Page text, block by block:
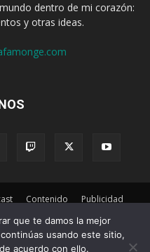
dentro de mi corazón:
y otras ideas.
Contenido
Publicidad
Términos y Condiciones
Empretel Networks
que te damos la mejor
usando este sitio,
acuerdo con ello.